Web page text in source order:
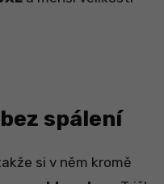
spálení
si v něm kromě